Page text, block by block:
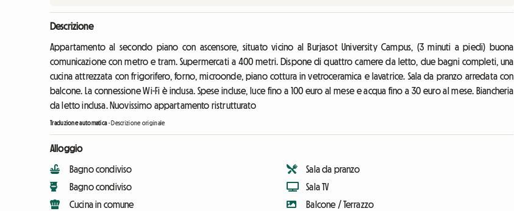
Descrizione
Appartamento al secondo piano con ascensore, situato vicino al Burjasot University Campus, (3 minuti a piedi) buona
comunicazione con metro e tram. Supermercati a 400 metri. Dispone di quattro camere da letto, due bagni completi, una
cucina attrezzata con frigorifero, forno, microonde, piano cottura in vetroceramica e lavatrice. Sala da pranzo arredata con
balcone. La connessione Wi-Fi è inclusa. Spese incluse, luce fino a 100 euro al mese e acqua fino a 30 euro al mese. Biancheria
da letto inclusa. Nuovissimo appartamento ristrutturato
Traduzione automatica-Descrizione originale
Alloggio
Bagno condiviso
Bagno condiviso
Cucina in comune
Sala da pranzo
Sala TV
Balcone / Terrazzo